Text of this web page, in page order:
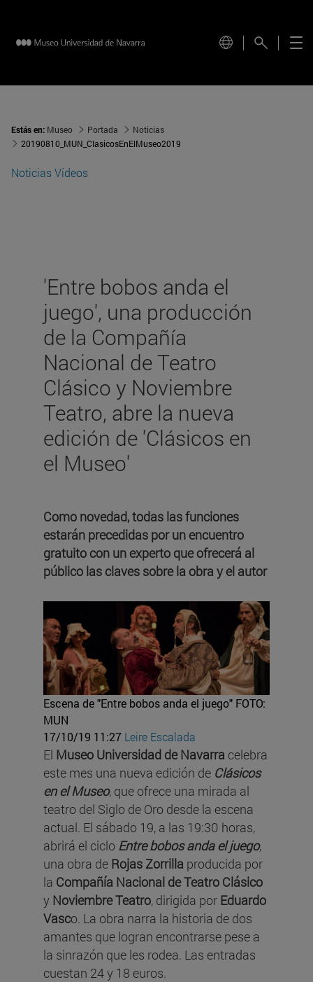
Estás en: Museo Portada
Noticias
20190810_MUN_ClasicosEnElMuseo2019
Noticias Vídeos
'Entre bobos anda el
juego', una producción
de la Compañía
Nacional de Teatro
Clásico y Noviembre
Teatro, abre la nueva
edición de 'Clásicos en
el Museo'
Como novedad, todas las funciones
estarán precedidas por un encuentro
gratuito con un experto que ofrecerá al
público las claves sobre la obra y el autor
Escena de "Entre bobos anda el juego" FOTO:
MUN
17/10/19 11:27 Leire Escalada
El Museo Universidad de Navarra celebra
este mes una nueva edición de Clásicos
en el Museo, que ofrece una mirada al
teatro del Siglo de Oro desde la escena
actual. El sábado 19, a las 19:30 horas,
abrirá el ciclo Entre bobos anda el juego,
una obra de Rojas Zorrilla producida por
la Compañía Nacional de Teatro Clásico
y Noviembre Teatro, dirigida por Eduardo
Vasco. La obra narra la historia de dos
amantes que logran encontrarse pese a
la sinrazón que les rodea. Las entradas
cuestan 24 y 18 euros.